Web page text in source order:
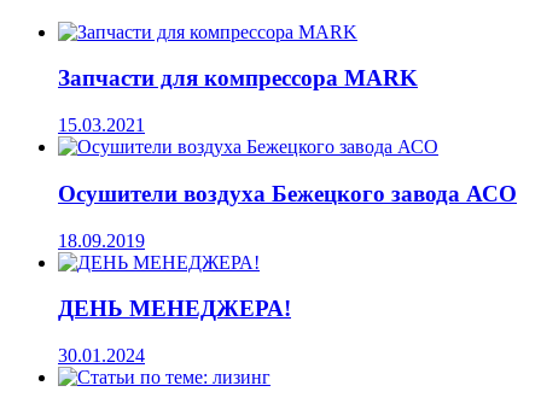
Запчасти для компрессора MARK
15.03.2021
Осушители воздуха Бежецкого завода АСО
18.09.2019
ДЕНЬ МЕНЕДЖЕРА!
30.01.2024